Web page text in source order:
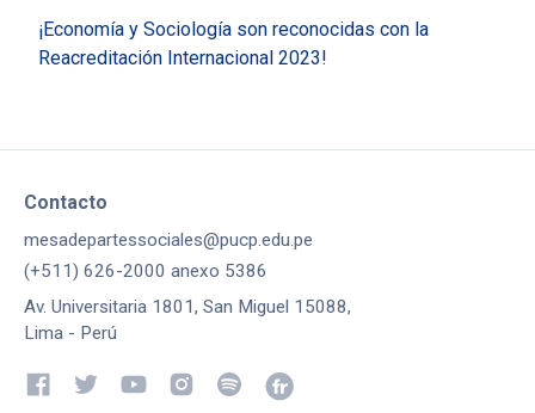
¡Economía y Sociología son reconocidas con la
Reacreditación Internacional 2023!
Contacto
mesadepartessociales@pucp.edu.pe
(+511) 626-2000 anexo 5386
Av. Universitaria 1801, San Miguel 15088,
Lima - Perú